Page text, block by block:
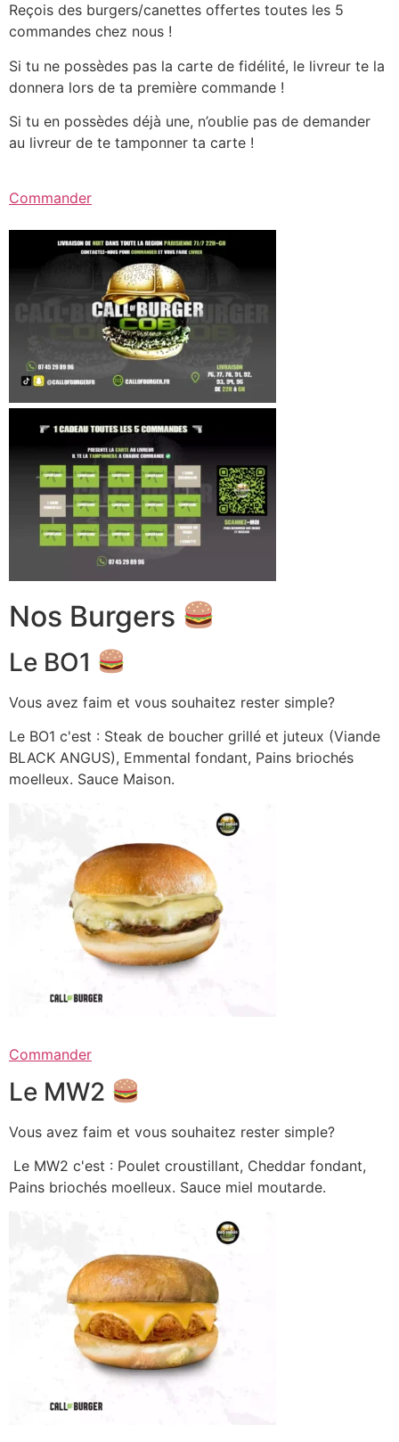
Reçois des burgers/canettes offertes toutes les 5
commandes chez nous !
Si tu ne possèdes pas la carte de fidélité, le livreur te la
donnera lors de ta première commande !
Si tu en possèdes déjà une, n’oublie pas de demander
au livreur de te tamponner ta carte !
Commander
Nos Burgers
Le BO1
Vous avez faim et vous souhaitez rester simple?
Le BO1 c'est : Steak de boucher grillé et juteux (Viande
BLACK ANGUS), Emmental fondant, Pains briochés
moelleux. Sauce Maison.
Commander
Le MW2
Vous avez faim et vous souhaitez rester simple?
Le MW2 c'est : Poulet croustillant, Cheddar fondant,
Pains briochés moelleux. Sauce miel moutarde.